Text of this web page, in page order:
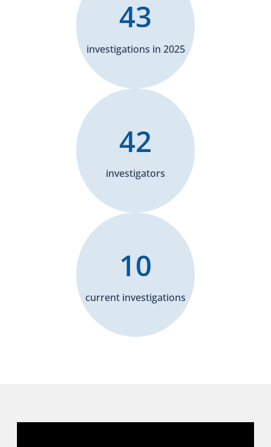
investigations in 2025
43
investigators
42
current investigations
10